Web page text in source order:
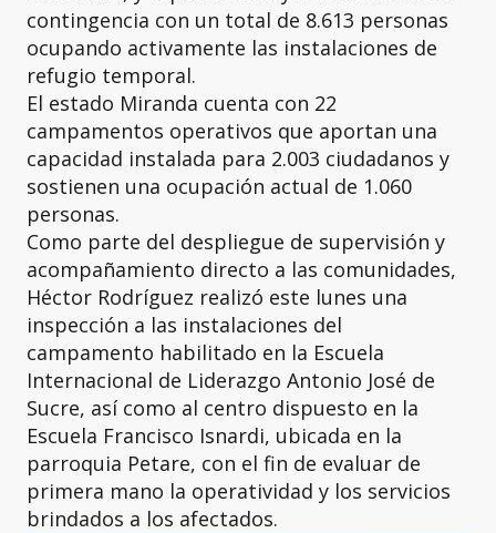
contingencia con un total de 8.613 personas
ocupando activamente las instalaciones de
refugio temporal.
El estado Miranda cuenta con 22
campamentos operativos que aportan una
capacidad instalada para 2.003 ciudadanos y
sostienen una ocupación actual de 1.060
personas.
Como parte del despliegue de supervisión y
acompañamiento directo a las comunidades,
Héctor Rodríguez realizó este lunes una
inspección a las instalaciones del
campamento habilitado en la Escuela
Internacional de Liderazgo Antonio José de
Sucre, así como al centro dispuesto en la
Escuela Francisco Isnardi, ubicada en la
parroquia Petare, con el fin de evaluar de
primera mano la operatividad y los servicios
brindados a los afectados.